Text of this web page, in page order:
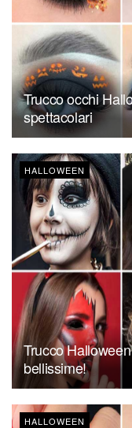
Trucco occhi
spettacolari
HALLOWEEN
Trucco
bellissime!
HALLOWEEN